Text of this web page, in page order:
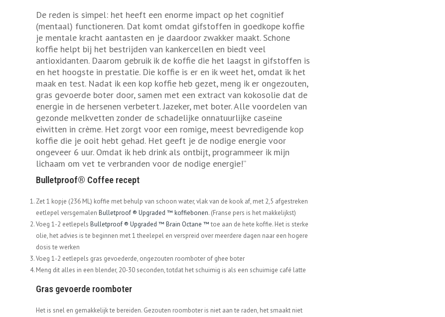
De reden is simpel: het heeft een enorme impact op het cognitief
(mentaal) functioneren. Dat komt omdat gifstoffen in goedkope koffie
je mentale kracht aantasten en je daardoor zwakker maakt. Schone
koffie helpt bij het bestrijden van kankercellen en biedt veel
antioxidanten. Daarom gebruik ik de koffie die het laagst in gifstoffen is
en het hoogste in prestatie. Die koffie is er en ik weet het, omdat ik het
maak en test. Nadat ik een kop koffie heb gezet, meng ik er ongezouten,
gras gevoerde boter door, samen met een extract van kokosolie dat de
energie in de hersenen verbetert. Jazeker, met boter. Alle voordelen van
gezonde melkvetten zonder de schadelijke onnatuurlijke caseïne
eiwitten in crème. Het zorgt voor een romige, meest bevredigende kop
koffie die je ooit hebt gehad. Het geeft je de nodige energie voor
ongeveer 6 uur. Omdat ik heb drink als ontbijt, programmeer ik mijn
lichaam om vet te verbranden voor de nodige energie!”
Bulletproof® Coffee recept
Zet 1 kopje (236 ML) koffie met behulp van schoon water, vlak van de kook af, met 2,5 afgestreken
eetlepel versgemalen Bulletproof ® Upgraded ™ koffiebonen. (Franse pers is het makkelijkst)
Voeg 1-2 eetlepels Bulletproof ® Upgraded ™ Brain Octane ™ toe aan de hete koffie. Het is sterke
olie, het advies is te beginnen met 1 theelepel en verspreid over meerdere dagen naar een hogere
dosis te werken
Voeg 1-2 eetlepels gras gevoederde, ongezouten roomboter of ghee boter
Meng dit alles in een blender, 20-30 seconden, totdat het schuimig is als een schuimige café latte
Gras gevoerde roomboter
Het is snel en gemakkelijk te bereiden. Gezouten roomboter is niet aan te raden, het smaakt niet